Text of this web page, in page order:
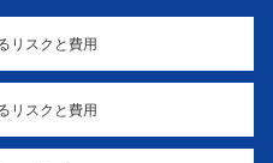
リスクと費用
リスクと費用